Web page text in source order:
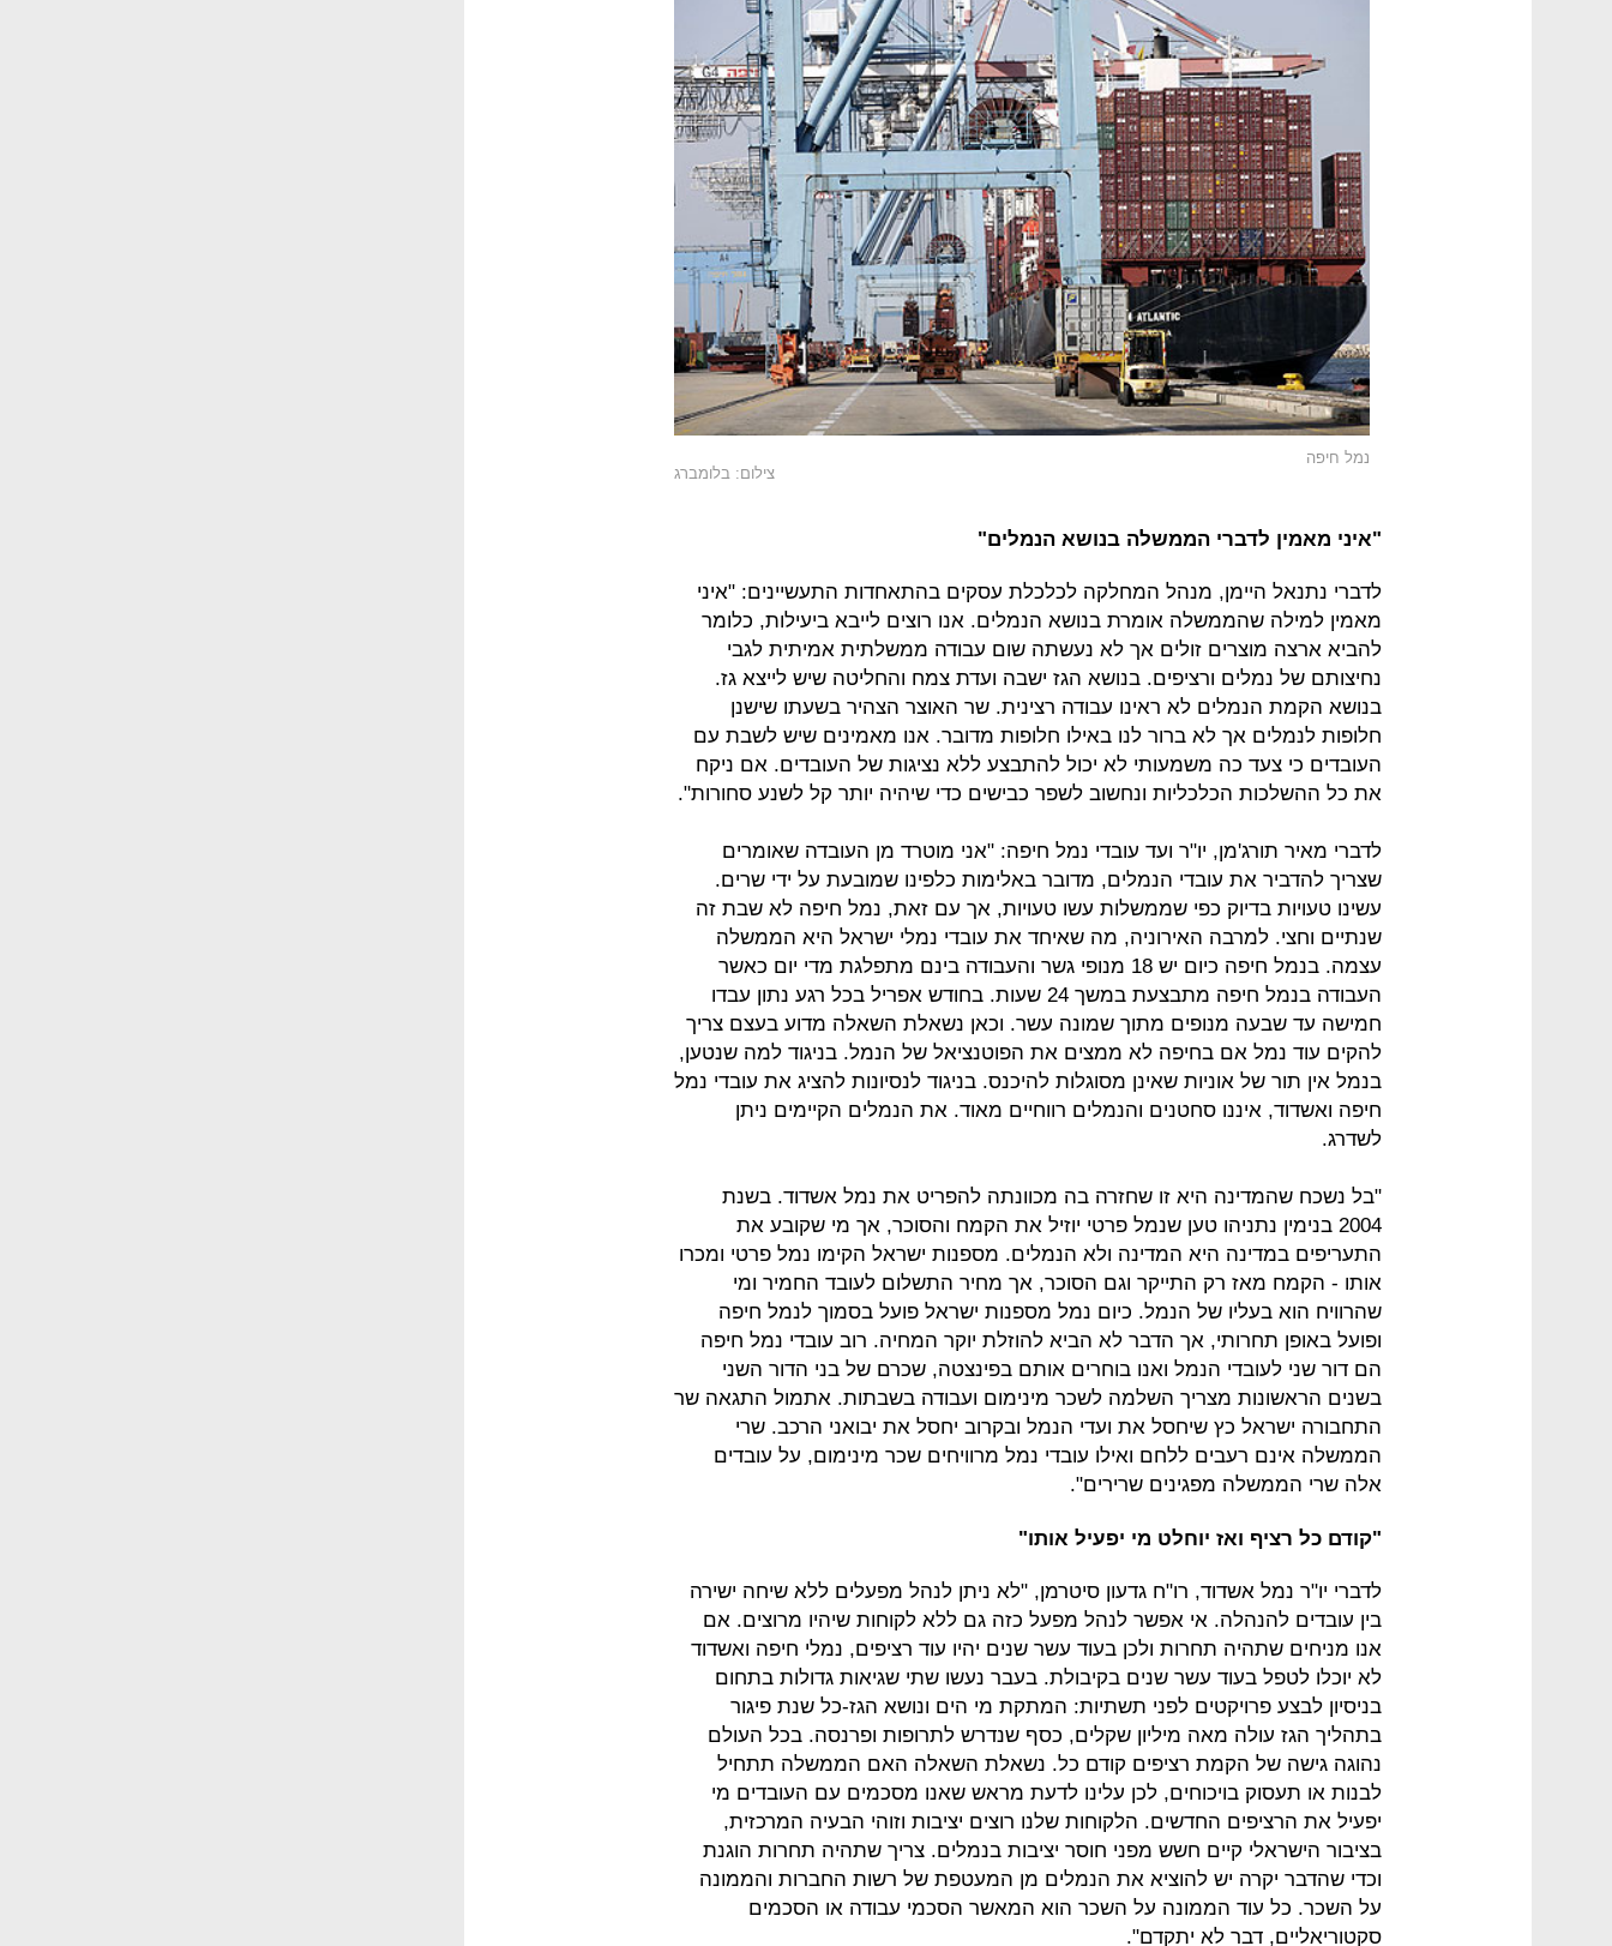
נמל חיפה
צילום: בלומברג
"איני מאמין לדברי הממשלה בנושא הנמלים"
לדברי נתנאל היימן, מנהל המחלקה לכלכלת עסקים בהתאחדות התעשיינים: "איני
מאמין למילה שהממשלה אומרת בנושא הנמלים. אנו רוצים לייבא ביעילות, כלומר
להביא ארצה מוצרים זולים אך לא נעשתה שום עבודה ממשלתית אמיתית לגבי
נחיצותם של נמלים ורציפים. בנושא הגז ישבה ועדת צמח והחליטה שיש לייצא גז.
בנושא הקמת הנמלים לא ראינו עבודה רצינית. שר האוצר הצהיר בשעתו שישנן
חלופות לנמלים אך לא ברור לנו באילו חלופות מדובר. אנו מאמינים שיש לשבת עם
העובדים כי צעד כה משמעותי לא יכול להתבצע ללא נציגות של העובדים. אם ניקח
את כל ההשלכות הכלכליות ונחשוב לשפר כבישים כדי שיהיה יותר קל לשנע סחורות".
לדברי מאיר תורג'מן, יו"ר ועד עובדי נמל חיפה: "אני מוטרד מן העובדה שאומרים
שצריך להדביר את עובדי הנמלים, מדובר באלימות כלפינו שמובעת על ידי שרים.
עשינו טעויות בדיוק כפי שממשלות עשו טעויות, אך עם זאת, נמל חיפה לא שבת זה
שנתיים וחצי. למרבה האירוניה, מה שאיחד את עובדי נמלי ישראל היא הממשלה
עצמה. בנמל חיפה כיום יש 18 מנופי גשר והעבודה בינם מתפלגת מדי יום כאשר
העבודה בנמל חיפה מתבצעת במשך 24 שעות. בחודש אפריל בכל רגע נתון עבדו
חמישה עד שבעה מנופים מתוך שמונה עשר. וכאן נשאלת השאלה מדוע בעצם צריך
להקים עוד נמל אם בחיפה לא ממצים את הפוטנציאל של הנמל. בניגוד למה שנטען,
בנמל אין תור של אוניות שאינן מסוגלות להיכנס. בניגוד לנסיונות להציג את עובדי נמל
חיפה ואשדוד, איננו סחטנים והנמלים רווחיים מאוד. את הנמלים הקיימים ניתן
לשדרג.
"בל נשכח שהמדינה היא זו שחזרה בה מכוונתה להפריט את נמל אשדוד. בשנת
2004 בנימין נתניהו טען שנמל פרטי יוזיל את הקמח והסוכר, אך מי שקובע את
התעריפים במדינה היא המדינה ולא הנמלים. מספנות ישראל הקימו נמל פרטי ומכרו
אותו - הקמח מאז רק התייקר וגם הסוכר, אך מחיר התשלום לעובד החמיר ומי
שהרוויח הוא בעליו של הנמל. כיום נמל מספנות ישראל פועל בסמוך לנמל חיפה
ופועל באופן תחרותי, אך הדבר לא הביא להוזלת יוקר המחיה. רוב עובדי נמל חיפה
הם דור שני לעובדי הנמל ואנו בוחרים אותם בפינצטה, שכרם של בני הדור השני
בשנים הראשונות מצריך השלמה לשכר מינימום ועבודה בשבתות. אתמול התגאה שר
התחבורה ישראל כץ שיחסל את ועדי הנמל ובקרוב יחסל את יבואני הרכב. שרי
הממשלה אינם רעבים ללחם ואילו עובדי נמל מרוויחים שכר מינימום, על עובדים
אלה שרי הממשלה מפגינים שרירים".
"קודם כל רציף ואז יוחלט מי יפעיל אותו"
לדברי יו"ר נמל אשדוד, רו"ח גדעון סיטרמן, "לא ניתן לנהל מפעלים ללא שיחה ישירה
בין עובדים להנהלה. אי אפשר לנהל מפעל כזה גם ללא לקוחות שיהיו מרוצים. אם
אנו מניחים שתהיה תחרות ולכן בעוד עשר שנים יהיו עוד רציפים, נמלי חיפה ואשדוד
לא יוכלו לטפל בעוד עשר שנים בקיבולת. בעבר נעשו שתי שגיאות גדולות בתחום
בניסיון לבצע פרויקטים לפני תשתיות: המתקת מי הים ונושא הגז-כל שנת פיגור
בתהליך הגז עולה מאה מיליון שקלים, כסף שנדרש לתרופות ופרנסה. בכל העולם
נהוגה גישה של הקמת רציפים קודם כל. נשאלת השאלה האם הממשלה תתחיל
לבנות או תעסוק בויכוחים, לכן עלינו לדעת מראש שאנו מסכמים עם העובדים מי
יפעיל את הרציפים החדשים. הלקוחות שלנו רוצים יציבות וזוהי הבעיה המרכזית,
בציבור הישראלי קיים חשש מפני חוסר יציבות בנמלים. צריך שתהיה תחרות הוגנת
וכדי שהדבר יקרה יש להוציא את הנמלים מן המעטפת של רשות החברות והממונה
על השכר. כל עוד הממונה על השכר הוא המאשר הסכמי עבודה או הסכמים
סקטוריאליים, דבר לא יתקדם".